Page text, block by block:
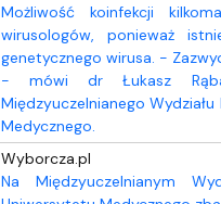
Możliwość koinfekcji
wirusologów, ponieważ
genetycznego wirusa. -
- mówi dr Łukasz
Międzyuczelnianego
Medycznego.
Wyborcza.pl
Na Międzyuczelnianym